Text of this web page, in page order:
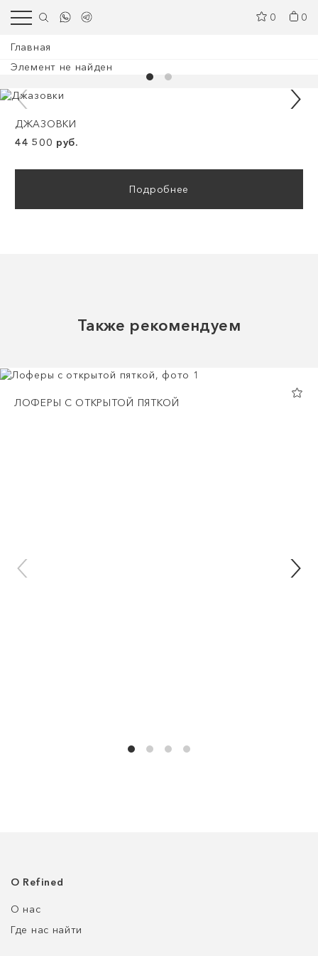
0 0
Главная
Элемент не найден
ДЖАЗОВКИ
44 500 руб.
Подробнее
Также рекомендуем
ЛОФЕРЫ С ОТКРЫТОЙ ПЯТКОЙ
О Refined
О нас
Где нас найти